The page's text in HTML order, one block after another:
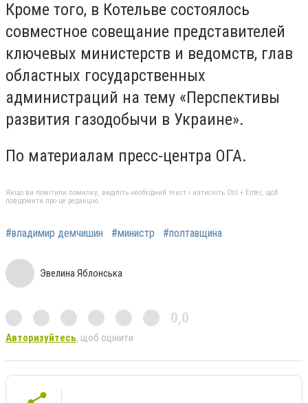
Кроме того, в Котельве состоялось
совместное совещание представителей
ключевых министерств и ведомств, глав
областных государственных
администраций на тему «Перспективы
развития газодобычи в Украине».
По материалам пресс-центра ОГА.
Якщо ви помітили помилку, виділіть необхідний текст і натисніть Ctrl + Enter, щоб
повідомити про це редакцію
#владимир демчишин #министр #полтавщина
Эвелина Яблонська
0,0
Авторизуйтесь, щоб оцінити